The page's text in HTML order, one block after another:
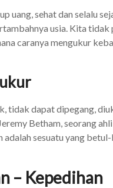
uang, sehat dan selalu
usia. Kita tidak
caranya mengukur
tidak dapat dipegang,
Betham, seorang
sesuatu yang
– Kepedihan